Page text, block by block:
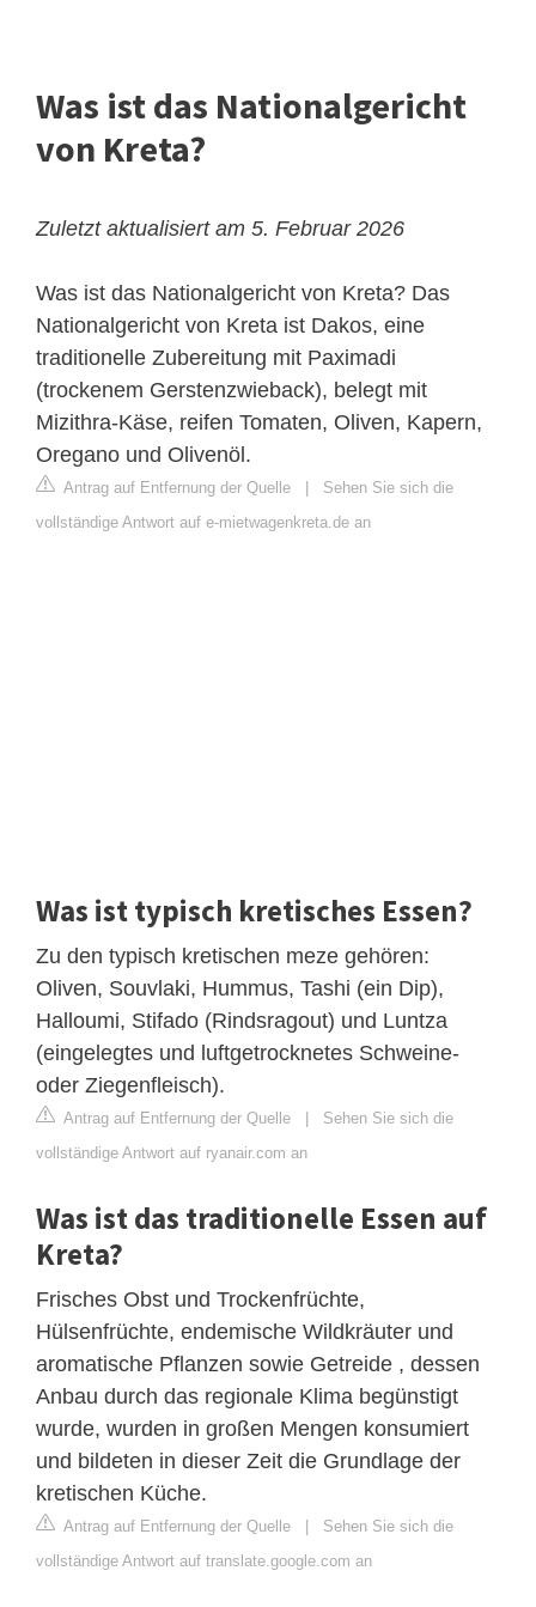
Was ist das Nationalgericht
von Kreta?
Zuletzt aktualisiert am 5. Februar 2026
Was ist das Nationalgericht von Kreta? Das
Nationalgericht von Kreta ist Dakos, eine
traditionelle Zubereitung mit Paximadi
(trockenem Gerstenzwieback), belegt mit
Mizithra-Käse, reifen Tomaten, Oliven, Kapern,
Oregano und Olivenöl.
Antrag auf Entfernung der Quelle
Sehen Sie sich die
vollständige Antwort auf e-mietwagenkreta.de an
Was ist typisch kretisches Essen?
Zu den typisch kretischen meze gehören:
Oliven, Souvlaki, Hummus, Tashi (ein Dip),
Halloumi, Stifado (Rindsragout) und Luntza
(eingelegtes und luftgetrocknetes Schweine-
oder Ziegenfleisch).
Antrag auf Entfernung der Quelle
Sehen Sie sich die
vollständige Antwort auf ryanair.com an
Was ist das traditionelle Essen auf
Kreta?
Frisches Obst und Trockenfrüchte,
Hülsenfrüchte, endemische Wildkräuter und
aromatische Pflanzen sowie Getreide , dessen
Anbau durch das regionale Klima begünstigt
wurde, wurden in großen Mengen konsumiert
und bildeten in dieser Zeit die Grundlage der
kretischen Küche.
Antrag auf Entfernung der Quelle
Sehen Sie sich die
vollständige Antwort auf translate.google.com an